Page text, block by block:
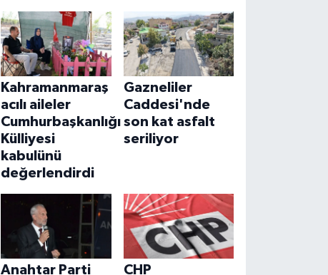
Kahramanmaraş
acılı aileler
Cumhurbaşkanlığı
Külliyesi
kabulünü
değerlendirdi
Gazneliler
Caddesi'nde
son kat asfalt
seriliyor
Anahtar Parti CHP